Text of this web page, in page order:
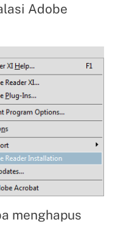
Adobe
menghapus